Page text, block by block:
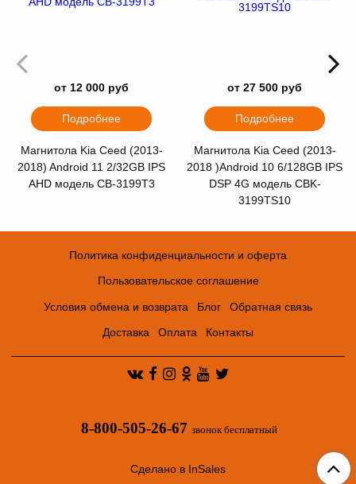
от 12 000 руб
Подробнее
Магнитола Kia Ceed (2013-
2018) Android 11 2/32GB IPS
AHD модель CB-3199T3
от 27 500 руб
Подробнее
Магнитола Kia Ceed (2013-
2018 )Android 10 6/128GB IPS
DSP 4G модель CBK-
3199TS10
Политика конфиденциальности и оферта
Пользовательское соглашение
Условия обмена и возврата Блог Обратная связь
Доставка Оплата Контакты
8-800-505-26-67 звонок бесплатный
Сделано в InSales